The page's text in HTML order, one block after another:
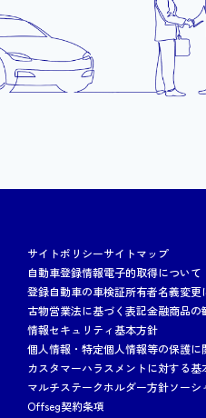
サイトポリシーサイトマップ
自動車登録情報電子的取得について
登録自動車の車検証所有者名義変更
古物営業法に基づく表記金融商品の
情報セキュリティ基本方針
個人情報・特定個人情報等の保護に
カスタマーハラスメントに対する基
マルチステークホルダー方針ソーシ
Offseg契約条項